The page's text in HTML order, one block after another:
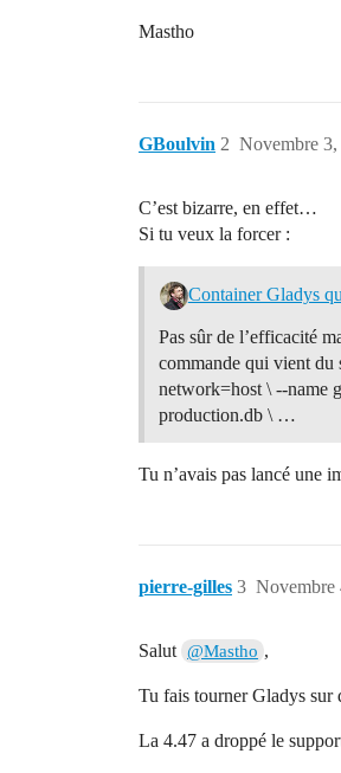
Mastho
GBoulvin Novembre
2
C’est bizarre, en effet…
Si tu veux la forcer :
Container Gladys
Pas sûr de l’efficacité
commande qui vient
network=host \ --name
production.db \ …
Tu n’avais pas lancé une
pierre-gilles Novembre
3
Salut @Mastho ,
Tu fais tourner Gladys sur
La 4.47 a droppé le